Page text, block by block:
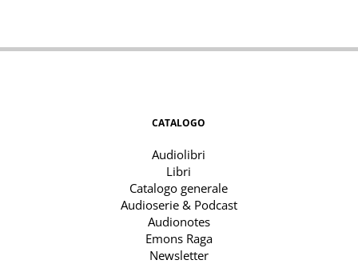
CATALOGO
Audiolibri
Libri
Catalogo generale
Audioserie & Podcast
Audionotes
Emons Raga
Newsletter